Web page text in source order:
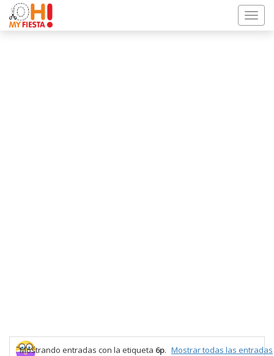
Mostrando entradas con la etiqueta 6p. Mostrar todas las entradas